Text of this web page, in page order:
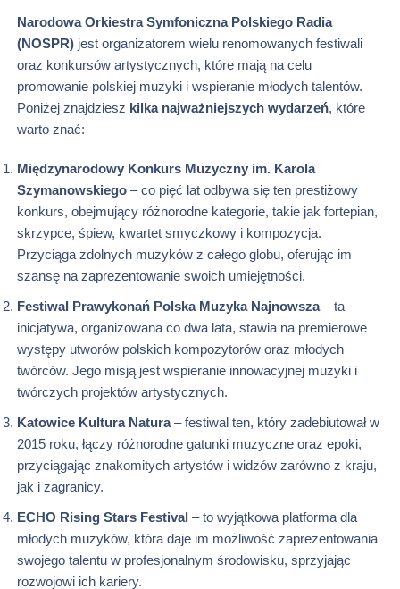
Narodowa Orkiestra Symfoniczna Polskiego Radia
(NOSPR) jest organizatorem wielu renomowanych festiwali
oraz konkursów artystycznych, które mają na celu
promowanie polskiej muzyki i wspieranie młodych talentów.
Poniżej znajdziesz kilka najważniejszych wydarzeń, które
warto znać:
Międzynarodowy Konkurs Muzyczny im. Karola
Szymanowskiego – co pięć lat odbywa się ten prestiżowy
konkurs, obejmujący różnorodne kategorie, takie jak fortepian,
skrzypce, śpiew, kwartet smyczkowy i kompozycja.
Przyciąga zdolnych muzyków z całego globu, oferując im
szansę na zaprezentowanie swoich umiejętności.
Festiwal Prawykonań Polska Muzyka Najnowsza– ta
inicjatywa, organizowana co dwa lata, stawia na premierowe
występy utworów polskich kompozytorów oraz młodych
twórców. Jego misją jest wspieranie innowacyjnej muzyki i
twórczych projektów artystycznych.
Katowice Kultura Natura– festiwal ten, który zadebiutował w
2015 roku, łączy różnorodne gatunki muzyczne oraz epoki,
przyciągając znakomitych artystów i widzów zarówno z kraju,
jak i zagranicy.
ECHO Rising Stars Festival – to wyjątkowa platforma dla
młodych muzyków, która daje im możliwość zaprezentowania
swojego talentu w profesjonalnym środowisku, sprzyjając
rozwojowi ich kariery.